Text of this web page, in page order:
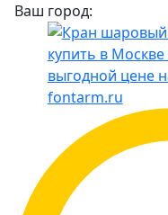
Ваш город: